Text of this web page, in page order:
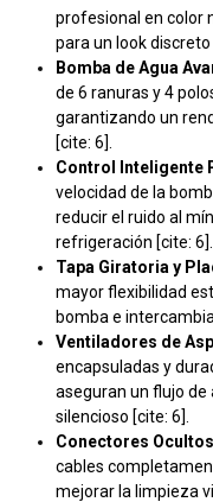
profesional en color
para un look discreto
Bomba de Agua
de 6 ranuras y 4
garantizando un
[cite: 6].
Control Inteligente
velocidad de la
reducir el ruido al
refrigeración [cite: 6].
Tapa Giratoria y
mayor flexibilidad
bomba e
Ventiladores de
encapsuladas y
aseguran un flujo
silencioso [cite: 6].
Conectores
cables
mejorar la limpieza